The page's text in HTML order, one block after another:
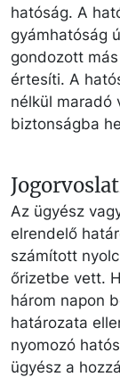
hatóság. A
gyámhatóság
gondozott
értesíti. A
nélkül maradó
biztonságba
Az ügyész
elrendelő
számított
őrizetbe vett.
három napon
határozata
nyomozó
ügyész a